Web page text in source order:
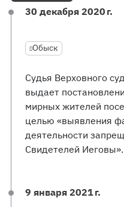
30 декабря 2020 г.
Обыск
Судья Верховного
выдает
мирных жителей
целью «выявления
деятельности
Свидетелей Иеговы».
9 января 2021 г.